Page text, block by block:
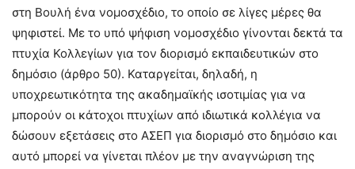
στη Βουλή ένα νομοσχέδιο, το οποίο σε λίγες μέρες θα
ψηφιστεί. Με το υπό ψήφιση νομοσχέδιο γίνονται δεκτά τα
πτυχία Κολλεγίων για τον διορισμό εκπαιδευτικών στο
δημόσιο (άρθρο 50). Καταργείται, δηλαδή, η
υποχρεωτικότητα της ακαδημαϊκής ισοτιμίας για να
μπορούν οι κάτοχοι πτυχίων από ιδιωτικά κολλέγια να
δώσουν εξετάσεις στο ΑΣΕΠ για διορισμό στο δημόσιο και
αυτό μπορεί να γίνεται πλέον με την αναγνώριση της